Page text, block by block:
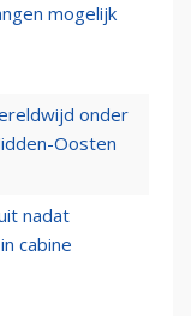
mogelijk
onder
Oosten
nadat
cabine